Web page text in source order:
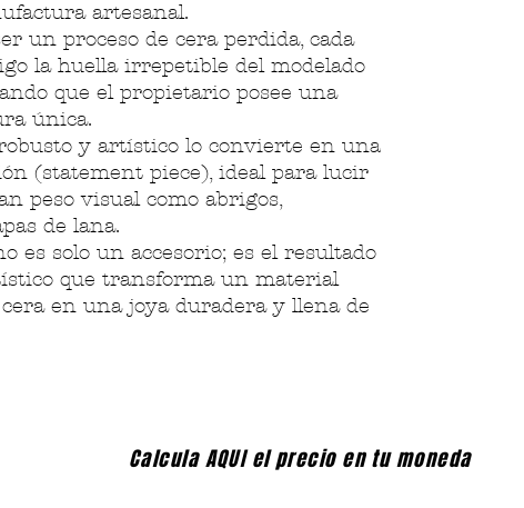
artesanal.
un proceso de cera perdida, cada
la huella irrepetible del modelado
que el propietario posee una
única.
y artístico lo convierte en una
(statement piece), ideal para lucir
peso visual como abrigos,
de lana.
es solo un accesorio; es el resultado
que transforma un material
en una joya duradera y llena de
Calcula AQUI el precio en tu moneda